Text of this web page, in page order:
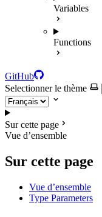
Variables
Functions
GitHub
Selectionner le thème
Sur cette page
Vue d’ensemble
Sur cette page
Vue d’ensemble
Type Parameters